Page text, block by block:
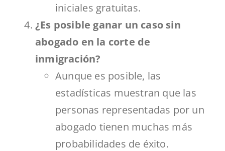
iniciales gratuitas.
¿Es posible ganar un caso sin
abogado en la corte de
inmigración?
Aunque es posible, las
estadísticas muestran que las
personas representadas por un
abogado tienen muchas más
probabilidades de éxito.